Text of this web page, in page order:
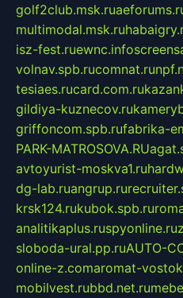
golf2club.msk.ru
multimodal.msk.ru
isz-fest.ruewnc.info
volnav.spb.rucomnat.ru
tesiaes.rucard.com.ru
gildiya-kuznecov.ru
griffoncom.spb.rufabrika-
PARK-MATROSOVA.RU
avtoyurist-moskva1.ru
dg-lab.ruangrup.ru
krsk124.rukubok.spb.ru
analitikaplus.ruspyonline.ru
sloboda-ural.pp.ruAUTO-
online-z.comaromat-
mobilvest.rubbd.net.ru